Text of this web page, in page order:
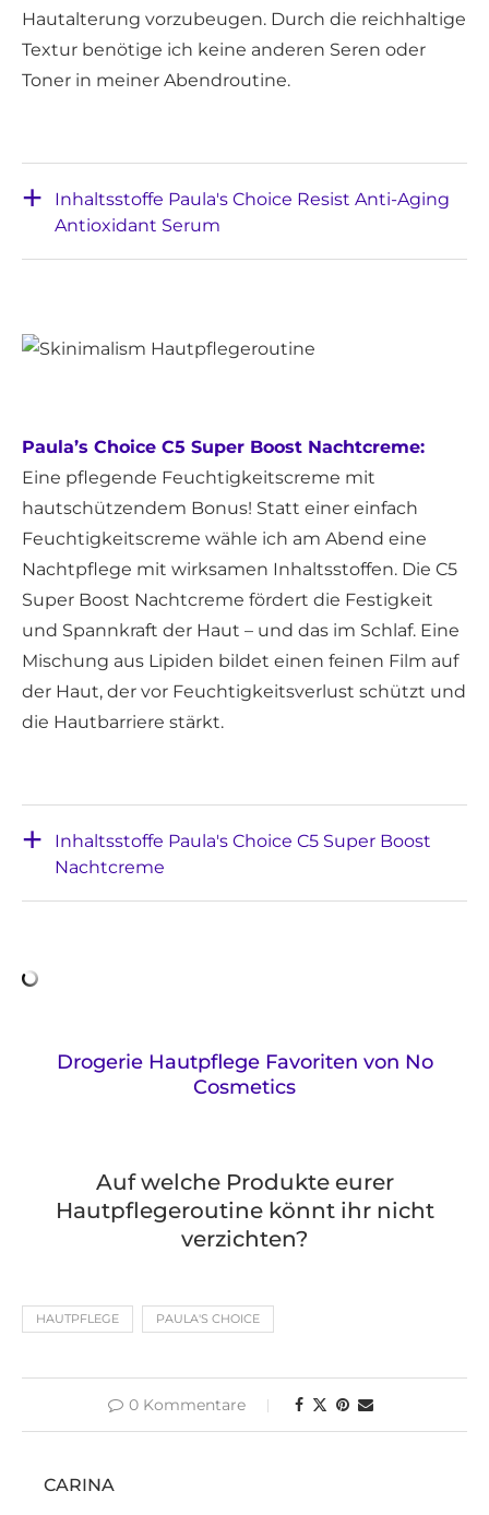
Hautalterung vorzubeugen. Durch die reichhaltige
Textur benötige ich keine anderen Seren oder
Toner in meiner Abendroutine.
Inhaltsstoffe Paula's Choice Resist Anti-Aging
Antioxidant Serum
Paula’s Choice C5 Super Boost Nachtcreme:
Eine pflegende Feuchtigkeitscreme mit
hautschützendem Bonus! Statt einer einfach
Feuchtigkeitscreme wähle ich am Abend eine
Nachtpflege mit wirksamen Inhaltsstoffen. Die C5
Super Boost Nachtcreme fördert die Festigkeit
und Spannkraft der Haut – und das im Schlaf. Eine
Mischung aus Lipiden bildet einen feinen Film auf
der Haut, der vor Feuchtigkeitsverlust schützt und
die Hautbarriere stärkt.
Inhaltsstoffe Paula's Choice C5 Super Boost
Nachtcreme
Drogerie Hautpflege Favoriten von No
Cosmetics
Auf welche Produkte eurer
Hautpflegeroutine könnt ihr nicht
verzichten?
HAUTPFLEGE PAULA'S CHOICE
0 Kommentare
CARINA